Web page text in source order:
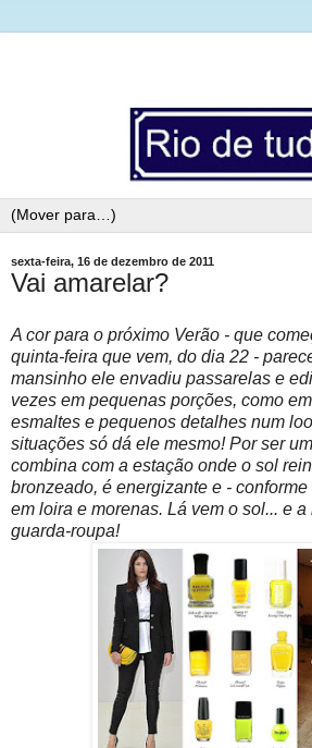
sexta-feira, 16 de dezembro de 2011
Vai amarelar?
A cor para o próximo Verão - que
quinta-feira que vem, do dia 22 -
mansinho ele envadiu passarelas e
vezes em pequenas porções, como
esmaltes e pequenos detalhes num
situações só dá ele mesmo! Por ser
combina com a estação onde o sol
bronzeado, é energizante e -
em loira e morenas. Lá vem o sol... e
guarda-roupa!